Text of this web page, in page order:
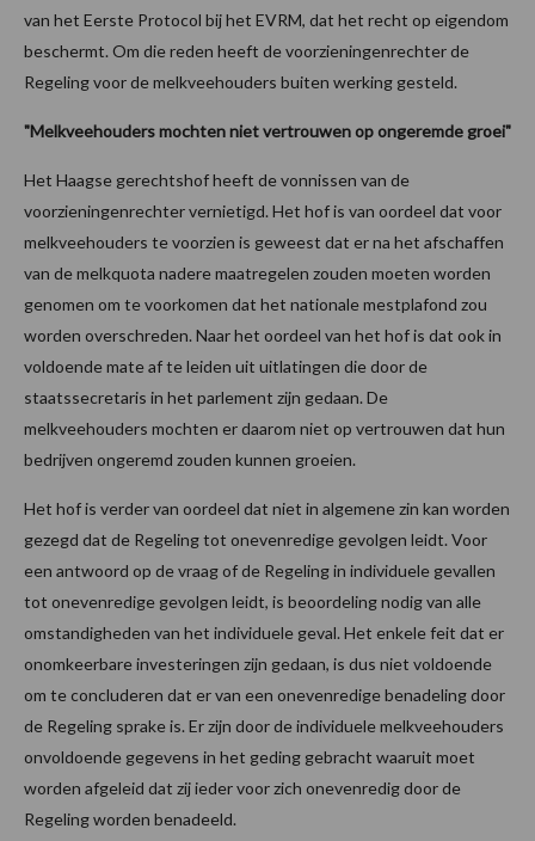
van het Eerste Protocol bij het EVRM, dat het recht op eigendom
beschermt. Om die reden heeft de voorzieningenrechter de
Regeling voor de melkveehouders buiten werking gesteld.
"Melkveehouders mochten niet vertrouwen op ongeremde groei"
Het Haagse gerechtshof heeft de vonnissen van de
voorzieningenrechter vernietigd. Het hof is van oordeel dat voor
melkveehouders te voorzien is geweest dat er na het afschaffen
van de melkquota nadere maatregelen zouden moeten worden
genomen om te voorkomen dat het nationale mestplafond zou
worden overschreden. Naar het oordeel van het hof is dat ook in
voldoende mate af te leiden uit uitlatingen die door de
staatssecretaris in het parlement zijn gedaan. De
melkveehouders mochten er daarom niet op vertrouwen dat hun
bedrijven ongeremd zouden kunnen groeien.
Het hof is verder van oordeel dat niet in algemene zin kan worden
gezegd dat de Regeling tot onevenredige gevolgen leidt. Voor
een antwoord op de vraag of de Regeling in individuele gevallen
tot onevenredige gevolgen leidt, is beoordeling nodig van alle
omstandigheden van het individuele geval. Het enkele feit dat er
onomkeerbare investeringen zijn gedaan, is dus niet voldoende
om te concluderen dat er van een onevenredige benadeling door
de Regeling sprake is. Er zijn door de individuele melkveehouders
onvoldoende gegevens in het geding gebracht waaruit moet
worden afgeleid dat zij ieder voor zich onevenredig door de
Regeling worden benadeeld.